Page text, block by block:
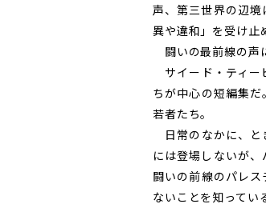
声、第三世界の辺
異や違和」を受け止
闘いの最前線の声
サイード・ティー
ちが中心の短編集
若者たち。
日常のなかに、と
には登場しないが
闘いの前線のパレ
ないことを知ってい